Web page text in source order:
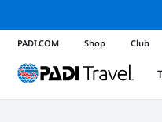
PADI.COM Shop Club